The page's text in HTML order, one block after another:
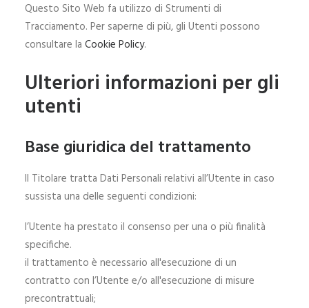
Questo Sito Web fa utilizzo di Strumenti di
Tracciamento. Per saperne di più, gli Utenti possono
consultare la Cookie Policy.
Ulteriori informazioni per gli
utenti
Base giuridica del trattamento
Il Titolare tratta Dati Personali relativi all’Utente in caso
sussista una delle seguenti condizioni:
l’Utente ha prestato il consenso per una o più finalità
specifiche.
il trattamento è necessario all'esecuzione di un
contratto con l’Utente e/o all'esecuzione di misure
precontrattuali;